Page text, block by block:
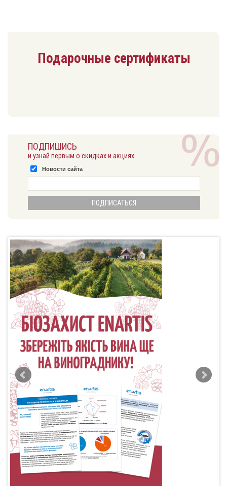
Подарочные сертификаты
ПОДПИШИСЬ
и узнай первым о скидках и акциях
Новости сайта